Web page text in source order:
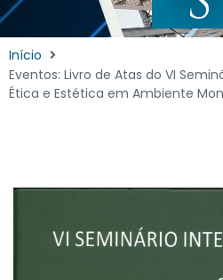
Início
Eventos: Livro de Atas do VI
Ética e Estética em Ambiente